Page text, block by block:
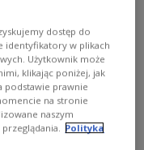
że Mazur
dostęp do
identyfikatory w plikach
Użytkownik może
klikając poniżej, jak
podstawie prawnie
na stronie
naszym
Polityka